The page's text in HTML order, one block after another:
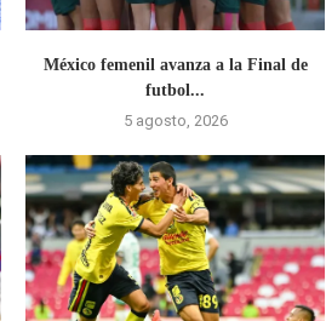
México femenil avanza a la Final de
futbol...
5 agosto, 2026